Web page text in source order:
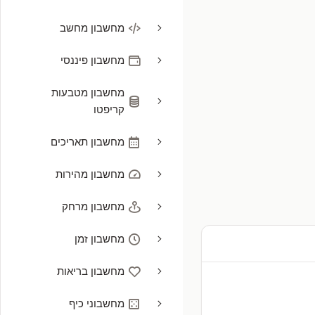
מחשבון מחשב
מחשבון פיננסי
מחשבון מטבעות
קריפטו
מחשבון תאריכים
מחשבון מהירות
מחשבון מרחק
מחשבון זמן
מחשבון בריאות
מחשבוני כיף